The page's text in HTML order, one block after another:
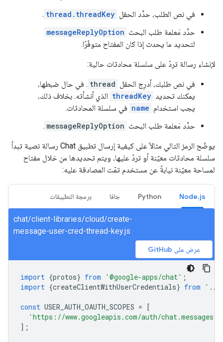
في نص الطلب، حدِّد الحقل thread.threadKey
.
حدِّد مَعلمة طلب البحث messageReplyOption
لتحديد ما يحدث إذا كان المفتاح متوفّرًا.
لإنشاء رسالة تردّ على سلسلة محادثات حالية:
في نص طلبك، أدرِج الحقل thread . في حال ضبطها،
يمكنك تحديد threadKey الذي أنشأته. بخلاف ذلك،
يجب استخدام name في سلسلة المحادثات.
حدِّد مَعلمة طلب البحث messageReplyOption
.
يوضّح الرمز التالي مثالاً على كيفية إرسال تطبيق Chat رسالة نصية تبدأ
سلسلة محادثات معيّنة أو تردّ عليها، ويتم تحديدها من خلال مفتاح
لمساحة معيّنة نيابةً عن مستخدم تمّت المصادقة عليه:
Node.js
Python جافا برمجة التطبيقات
chat/client-libraries/cloud/create-
message-user-cred-thread-key.js
عرض على GitHub
import {protos} from '@google-apps/chat' ;
import {createClientWithUserCredentials} from './
const USER_AUTH_OAUTH_SCOPES =
[
'https://www.googleapis.com/auth/
];